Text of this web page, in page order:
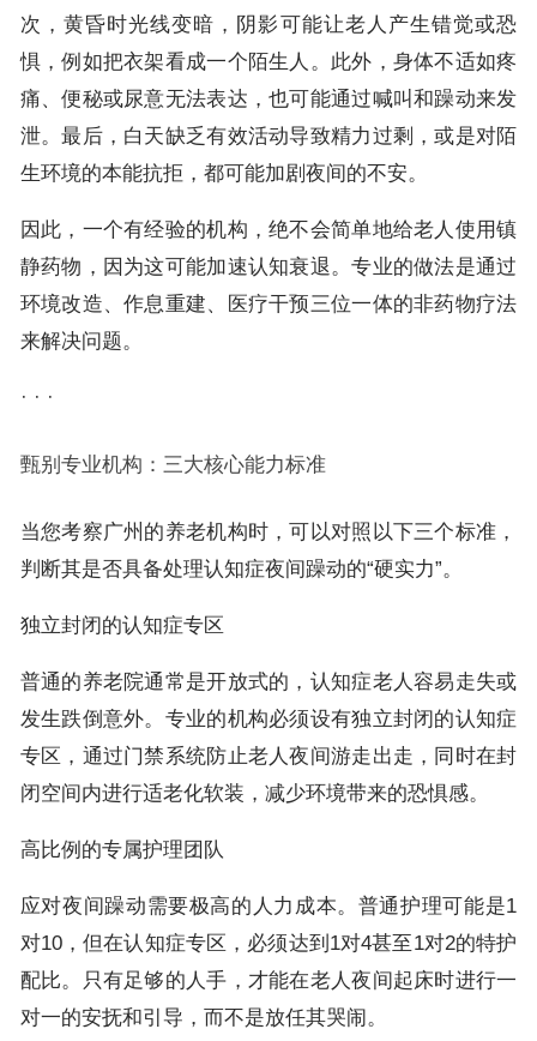
次，黄昏时光线变暗，阴影可能让老人产生错觉或恐
惧，例如把衣架看成一个陌生人。此外，身体不适如疼
痛、便秘或尿意无法表达，也可能通过喊叫和躁动来发
泄。最后，白天缺乏有效活动导致精力过剩，或是对陌
生环境的本能抗拒，都可能加剧夜间的不安。
因此，一个有经验的机构，绝不会简单地给老人使用镇
静药物，因为这可能加速认知衰退。专业的做法是通过
环境改造、作息重建、医疗干预三位一体的非药物疗法
来解决问题。
· · ·
甄别专业机构：三大核心能力标准
当您考察广州的养老机构时，可以对照以下三个标准，
判断其是否具备处理认知症夜间躁动的“硬实力”。
独立封闭的认知症专区
普通的养老院通常是开放式的，认知症老人容易走失或
发生跌倒意外。专业的机构必须设有独立封闭的认知症
专区，通过门禁系统防止老人夜间游走出走，同时在封
闭空间内进行适老化软装，减少环境带来的恐惧感。
高比例的专属护理团队
应对夜间躁动需要极高的人力成本。普通护理可能是1
对10，但在认知症专区，必须达到1对4甚至1对2的特护
配比。只有足够的人手，才能在老人夜间起床时进行一
对一的安抚和引导，而不是放任其哭闹。